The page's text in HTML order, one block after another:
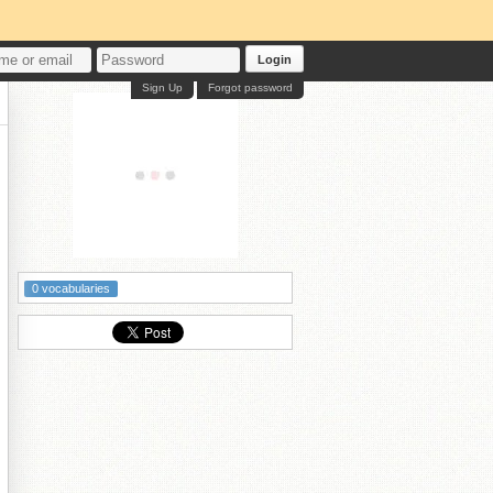
Login
Forgot password
Sign Up
0 vocabularies